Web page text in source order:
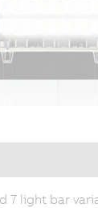
7 light bar